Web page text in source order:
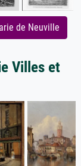
de Neuville
Villes et